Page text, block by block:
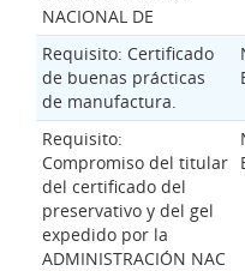
NACIONAL DE
Requisito: Certificado
de buenas prácticas
de manufactura.
Requisito:
Compromiso del titular
del certificado del
preservativo y del gel
expedido por la
ADMINISTRACIÓN NAC